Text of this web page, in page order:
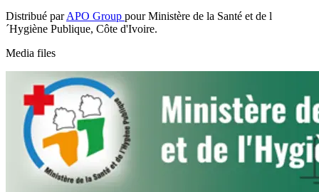
Distribué parAPO Group pour Ministère de la Santé et de l
´Hygiène Publique, Côte d'Ivoire.
Media files